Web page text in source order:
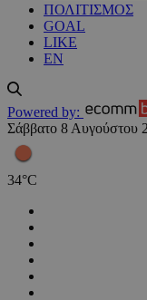
ΠΟΛΙΤΙΣΜΟΣ
GOAL
LIKE
EN
Powered by:
Σάββατο 8 Αυγούστου
34°C